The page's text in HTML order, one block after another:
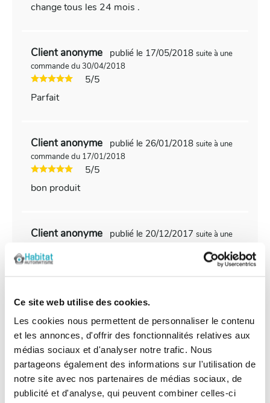
Ce site web utilise des cookies.
Les cookies nous permettent de personnaliser le contenu
et les annonces, d'offrir des fonctionnalités relatives aux
médias sociaux et d'analyser notre trafic. Nous
partageons également des informations sur l'utilisation de
notre site avec nos partenaires de médias sociaux, de
publicité et d'analyse, qui peuvent combiner celles-ci
change tous les 24 mois .
Client anonyme publié le 17/05/2018 suite à une
commande du 30/04/2018
5/5
Parfait
Client anonyme publié le 26/01/2018 suite à une
commande du 17/01/2018
5/5
bon produit
Client anonyme publié le 20/12/2017 suite à une
Client anonymepublié le 08/09/2017 suite à une
commande du 29/08/2017
3/5
système de fixation trop léger